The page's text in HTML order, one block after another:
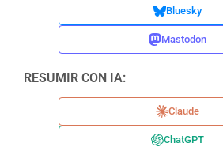
Bluesky
Mastodon
RESUMIR CON IA:
Claude
ChatGPT